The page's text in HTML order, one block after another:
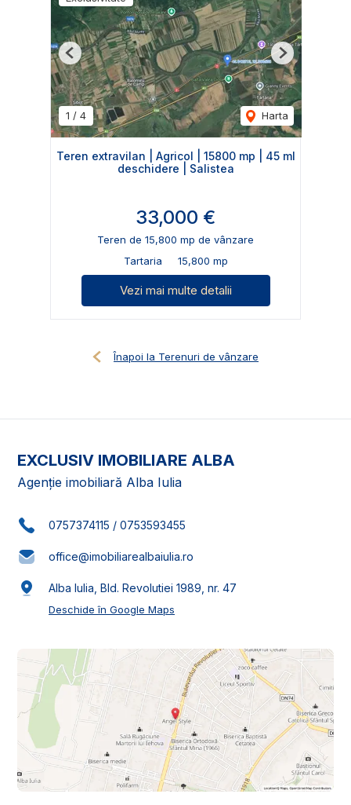
1 / 4 Harta
Previous Next
Teren extravilan | Agricol | 15800 mp | 45 ml
deschidere | Salistea
33,000 €
Teren de 15,800 mp de vânzare
Tartaria
15,800 mp
Vezi mai multe detalii
Înapoi la Terenuri de vânzare
EXCLUSIV IMOBILIARE ALBA
Agenție imobiliară Alba Iulia
0757374115 / 0753593455
office@imobiliarealbaiulia.ro
Alba Iulia, Bld. Revolutiei 1989, nr. 47
Deschide în Google Maps